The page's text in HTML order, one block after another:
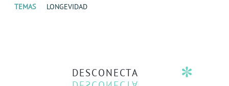
TEMAS LONGEVIDAD
DESCONECTA